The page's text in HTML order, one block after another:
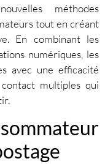
méthodes
tout en créant
En combinant les
numériques, les
avec une efficacité
multiples qui